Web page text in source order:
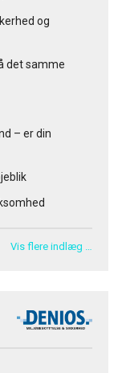
og
det samme
– er din
Vis flere indlæg …